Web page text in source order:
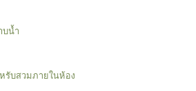
บน้ำ
รับสวมภายในห้อง